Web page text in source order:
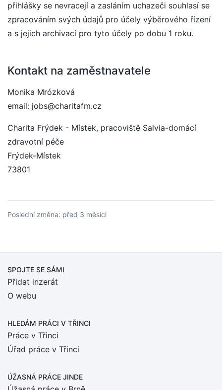
přihlášky se nevracejí a zasláním uchazeči souhlasí se
zpracováním svých údajů pro účely výběrového řízení
a s jejich archivací pro tyto účely po dobu 1 roku.
Kontakt na zaměstnavatele
Monika Mrózková
email: jobs@charitafm.cz
Charita Frýdek - Místek, pracoviště Salvia-domácí
zdravotní péče
Frýdek-Místek
73801
Poslední změna: před 3 měsíci
SPOJTE SE SÁMI
Přidat inzerát
O webu
HLEDÁM PRÁCI V TŘINCI
Práce v Třinci
Úřad práce v Třinci
ÚŽASNÁ PRÁCE JINDE